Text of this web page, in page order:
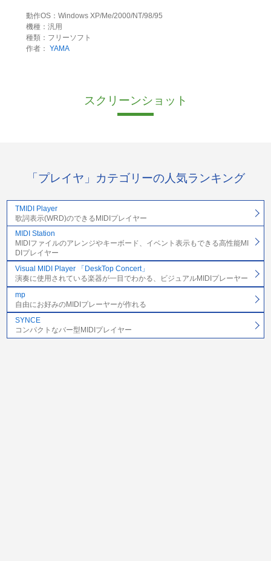
動作OS：Windows XP/Me/2000/NT/98/95
機種：汎用
種類：フリーソフト
作者： YAMA
スクリーンショット
「プレイヤ」カテゴリーの人気ランキング
TMIDI Player
歌詞表示(WRD)のできるMIDIプレイヤー
MIDI Station
MIDIファイルのアレンジやキーボード、イベント表示もできる高性能MI
DIプレイヤー
Visual MIDI Player 「DeskTop Concert」
演奏に使用されている楽器が一目でわかる、ビジュアルMIDIプレーヤー
mp
自由にお好みのMIDIプレーヤーが作れる
SYNCE
コンパクトなバー型MIDIプレイヤー